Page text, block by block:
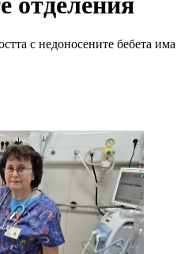
с недоносените бебета